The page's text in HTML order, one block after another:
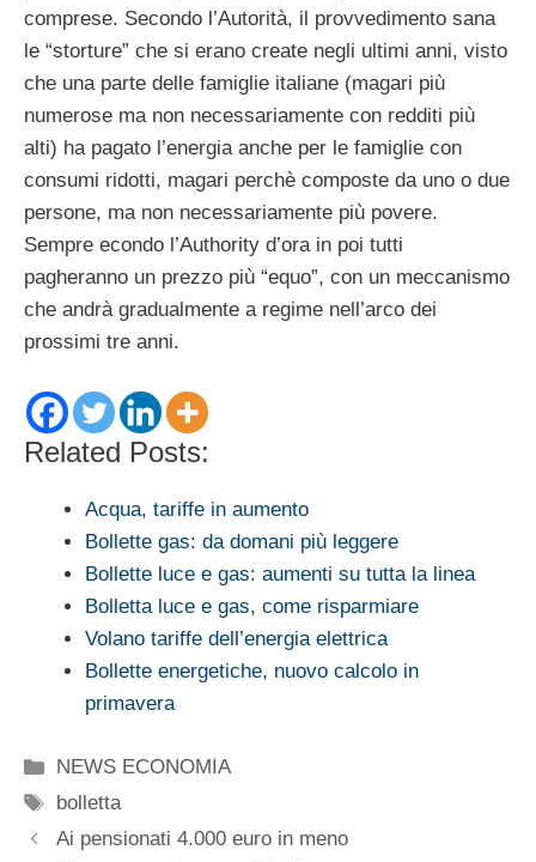
comprese. Secondo l’Autorità, il provvedimento sana
le “storture” che si erano create negli ultimi anni, visto
che una parte delle famiglie italiane (magari più
numerose ma non necessariamente con redditi più
alti) ha pagato l’energia anche per le famiglie con
consumi ridotti, magari perchè composte da uno o due
persone, ma non necessariamente più povere.
Sempre econdo l’Authority d’ora in poi tutti
pagheranno un prezzo più “equo”, con un meccanismo
che andrà gradualmente a regime nell’arco dei
prossimi tre anni.
Related Posts:
Acqua, tariffe in aumento
Bollette gas: da domani più leggere
Bollette luce e gas: aumenti su tutta la linea
Bolletta luce e gas, come risparmiare
Volano tariffe dell’energia elettrica
Bollette energetiche, nuovo calcolo in
primavera
Categorie
NEWS ECONOMIA
Tag
bolletta
Ai pensionati 4.000 euro in meno